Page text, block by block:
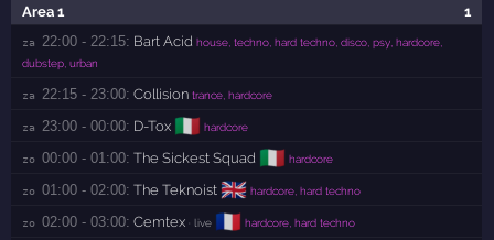
1
Area 1
za 22:00 - 22:15: Bart Acid house, techno, hard techno, disco, psy, hardcore,
dubstep, urban
za 22:15 - 23:00: Collision trance, hardcore
za 23:00 - 00:00: D-Tox 🇮🇹 hardcore
zo 00:00 - 01:00: The Sickest Squad 🇮🇹 hardcore
zo 01:00 - 02:00: The Teknoist 🇬🇧 hardcore, hard techno
zo 02:00 - 03:00: Cemtex · live 🇫🇷 hardcore, hard techno